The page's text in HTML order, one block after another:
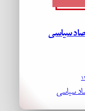
سیاسی
سیاسی